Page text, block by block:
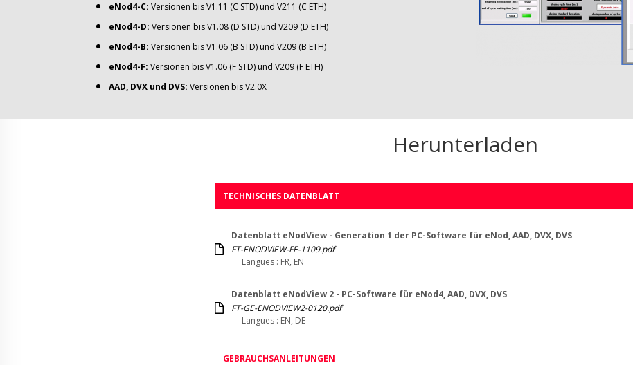
eNod4-C: Versionen bis V1.11 (C STD) und V211 (C ETH)
eNod4-D: Versionen bis V1.08 (D STD) und V209 (D ETH)
eNod4-B: Versionen bis V1.06 (B STD) und V209 (B ETH)
eNod4-F: Versionen bis V1.06 (F STD) und V209 (F ETH)
AAD, DVX und DVS: Versionen bis V2.0X
Herunterladen
TECHNISCHES DATENBLATT
Datenblatt eNodView - Generation 1 der PC-Software für eNod, AAD, DVX, DVS
FT-ENODVIEW-FE-1109.pdf
Langues : FR, EN
Datenblatt eNodView 2 - PC-Software für eNod4, AAD, DVX, DVS
FT-GE-ENODVIEW2-0120.pdf
Langues : EN, DE
GEBRAUCHSANLEITUNGEN